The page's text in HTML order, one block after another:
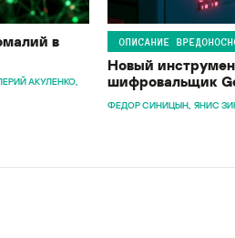
в
АКУЛЕНКО
ОПИСАНИЕ
Новый
шифровальщик
ФЕДОР СИНИЦЫН ЯНИС